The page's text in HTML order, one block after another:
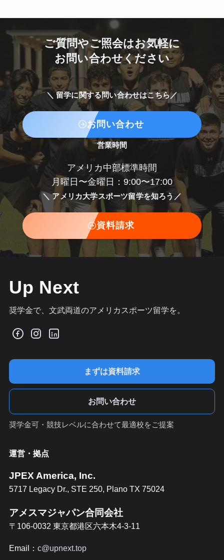
ご質問やご照会はお気軽に
お問い合わせください
＼ 留学に関する問い合わせはこちら／
お問い合わせ
営業時間
アメリカ中部標準時間
月曜日〜金曜日：9:00〜17:00
＼ アメリカ大学スポーツ留学を知ろう／
資料請求
Up Next
奨学金で、文武両道のアメリカスポーツ留学を。
まずは資料請求
お問い合わせ
奨学金可・競技レベルに合わせて最適校をご提案
運営・拠点
JPEX America, Inc.
5717 Legacy Dr., STE 250, Plano TX 75024
アメスマジャパン合同会社
〒106-0032 東京都港区六本木4-3-11
Email： c@upnext.top